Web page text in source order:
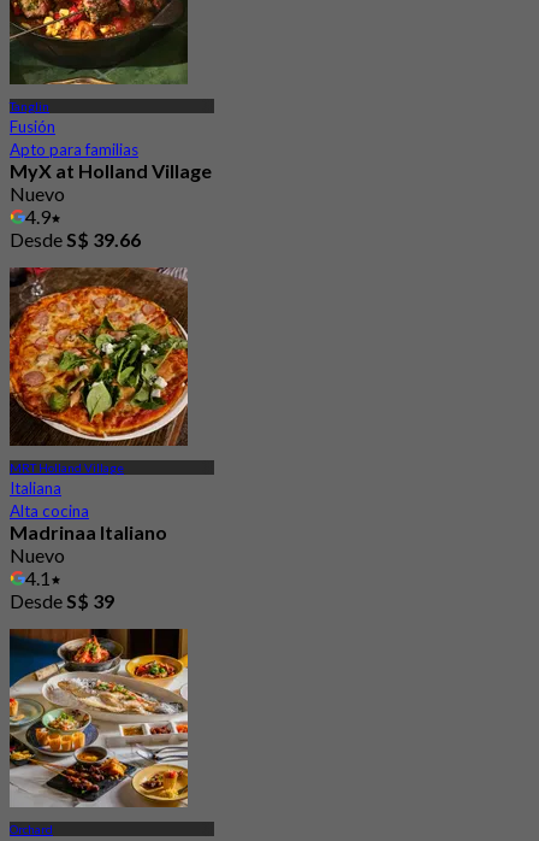
Tanglin
Fusión
Apto para familias
MyX at Holland Village
Nuevo
4.9
DesdeS$ 39.66
MRT Holland Village
Italiana
Alta cocina
Madrinaa Italiano
Nuevo
4.1
DesdeS$ 39
Orchard